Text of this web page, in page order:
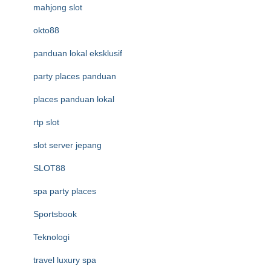
mahjong slot
okto88
panduan lokal eksklusif
party places panduan
places panduan lokal
rtp slot
slot server jepang
SLOT88
spa party places
Sportsbook
Teknologi
travel luxury spa